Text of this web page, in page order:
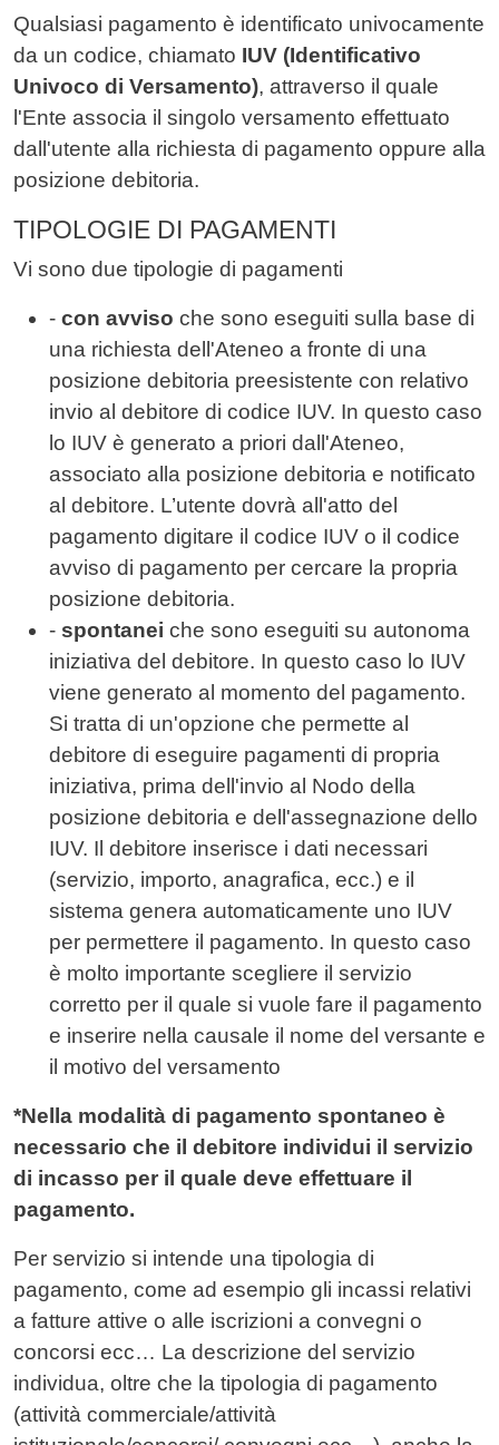
Qualsiasi pagamento è identificato univocamente
da un codice, chiamato IUV (Identificativo
Univoco di Versamento), attraverso il quale
l'Ente associa il singolo versamento effettuato
dall'utente alla richiesta di pagamento oppure alla
posizione debitoria.
TIPOLOGIE DI PAGAMENTI
Vi sono due tipologie di pagamenti
- con avviso che sono eseguiti sulla base di
una richiesta dell'Ateneo a fronte di una
posizione debitoria preesistente con relativo
invio al debitore di codice IUV. In questo caso
lo IUV è generato a priori dall'Ateneo,
associato alla posizione debitoria e notificato
al debitore. L’utente dovrà all'atto del
pagamento digitare il codice IUV o il codice
avviso di pagamento per cercare la propria
posizione debitoria.
- spontanei che sono eseguiti su autonoma
iniziativa del debitore. In questo caso lo IUV
viene generato al momento del pagamento.
Si tratta di un'opzione che permette al
debitore di eseguire pagamenti di propria
iniziativa, prima dell'invio al Nodo della
posizione debitoria e dell'assegnazione dello
IUV. Il debitore inserisce i dati necessari
(servizio, importo, anagrafica, ecc.) e il
sistema genera automaticamente uno IUV
per permettere il pagamento. In questo caso
è molto importante scegliere il servizio
corretto per il quale si vuole fare il pagamento
e inserire nella causale il nome del versante e
il motivo del versamento
*Nella modalità di pagamento spontaneo è
necessario che il debitore individui il servizio
di incasso per il quale deve effettuare il
pagamento.
Per servizio si intende una tipologia di
pagamento, come ad esempio gli incassi relativi
a fatture attive o alle iscrizioni a convegni o
concorsi ecc… La descrizione del servizio
individua, oltre che la tipologia di pagamento
(attività commerciale/attività